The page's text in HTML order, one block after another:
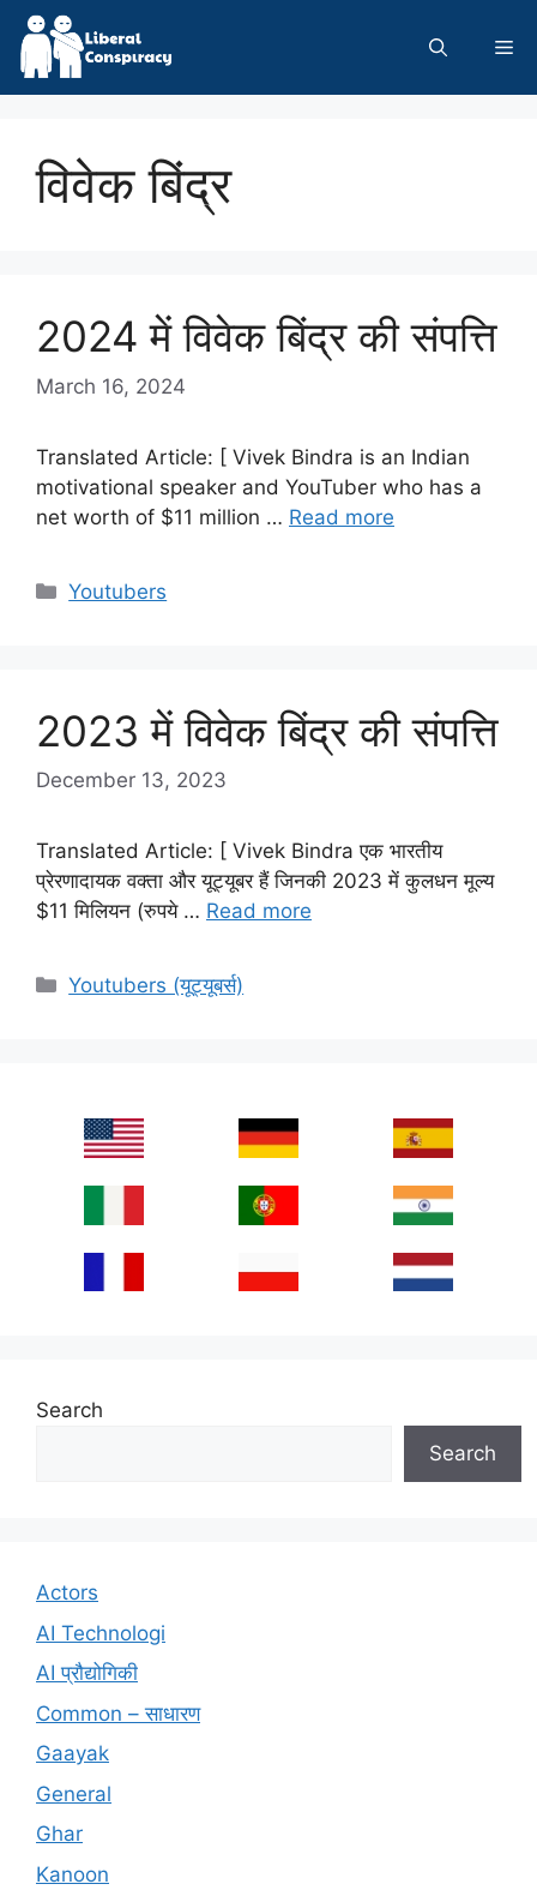
Skip
content
विवेक बिंद्र
2024 में विवेक बिंद्र की संपत्ति
March 16, 2024
Translated Article: [ Vivek Bindra is an Indian
motivational speaker and YouTuber who has a
net worth of $11 million … Read more
Categories
Youtubers
2023 में विवेक बिंद्र की संपत्ति
December 13, 2023
Translated Article: [ Vivek Bindra एक भारतीय
प्रेरणादायक वक्ता और यूट्यूबर हैं जिनकी 2023 में कुलधन मूल्य
$11 मिलियन (रुपये … Read more
Categories
Youtubers (यूट्यूबर्स)
Search
Search
Actors
AI Technologi
AI प्रौद्योगिकी
Common – साधारण
Gaayak
General
Ghar
Kanoon